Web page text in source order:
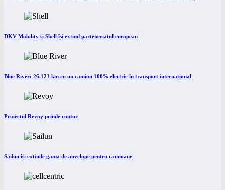
DKV Mobility și Shell își extind parteneriatul european
Blue River: 26.123 km cu un camion 100% electric în transport internațional
Proiectul Revoy prinde contur
Sailun își extinde gama de anvelope pentru camioane